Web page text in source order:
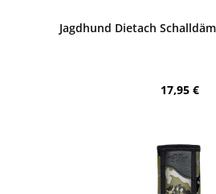
Jagdhund Dietach
Regulärer
17,95 €